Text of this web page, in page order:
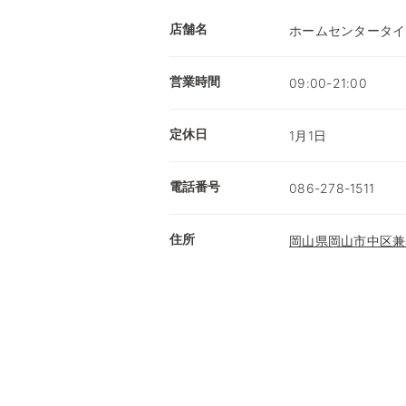
店舗名 ホームセンタータ
営業時間 09:00-21:00
定休日 1月1日
電話番号 086-278-1511
住所 岡山県岡山市中区